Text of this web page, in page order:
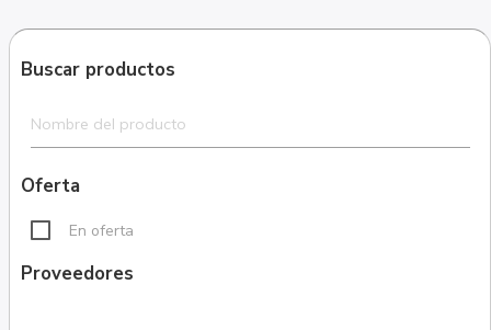
Buscar productos
Oferta
En oferta
Proveedores